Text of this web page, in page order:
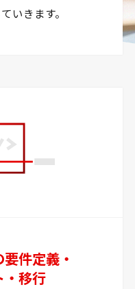
いきます。
件定義・
・移行